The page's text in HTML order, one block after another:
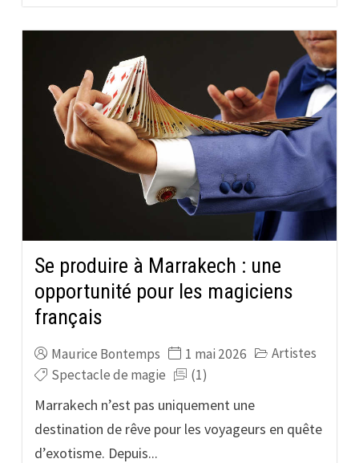
Se produire à Marrakech : une
opportunité pour les magiciens
français
Maurice Bontemps 1 mai 2026
Artistes
Spectacle de magie
(1)
Marrakech n’est pas uniquement une
destination de rêve pour les voyageurs en quête
d’exotisme. Depuis...